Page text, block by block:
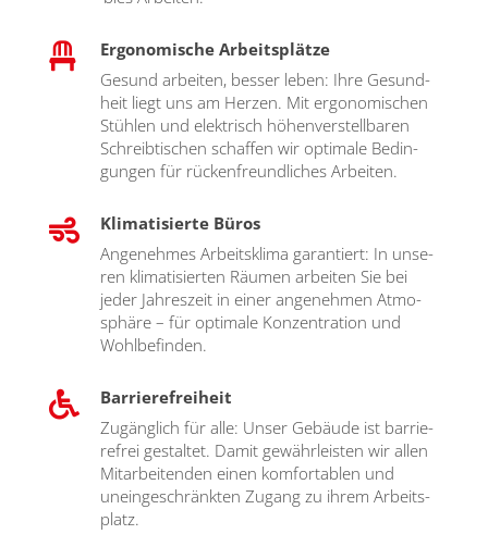

Ergonomische Arbeitsplätze
Gesund arbei­ten, bes­ser leben: Ihre Gesund­
heit liegt uns am Her­zen. Mit ergo­no­mi­schen
Stüh­len und elek­trisch höhen­ver­stell­ba­ren
Schreib­ti­schen schaf­fen wir opti­ma­le Bedin­
gun­gen für rücken­freund­li­ches Arbei­ten.

Klimatisierte Büros
Ange­neh­mes Arbeits­kli­ma garan­tiert: In unse­
ren kli­ma­ti­sier­ten Räu­men arbei­ten Sie bei
jeder Jah­res­zeit in einer ange­neh­men Atmo­
sphä­re – für opti­ma­le Kon­zen­tra­ti­on und
Wohl­be­fin­den.

Barrierefreiheit
Zugäng­lich für alle: Unser Gebäu­de ist bar­rie­
re­frei gestal­tet. Damit gewähr­leis­ten wir allen
Mit­ar­bei­ten­den einen kom­for­ta­blen und
unein­ge­schränk­ten Zugang zu ihrem Arbeits­
platz.